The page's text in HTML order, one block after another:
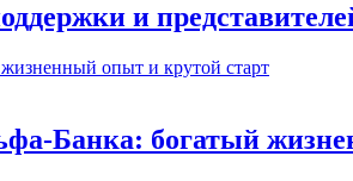
и
Банка: богатый